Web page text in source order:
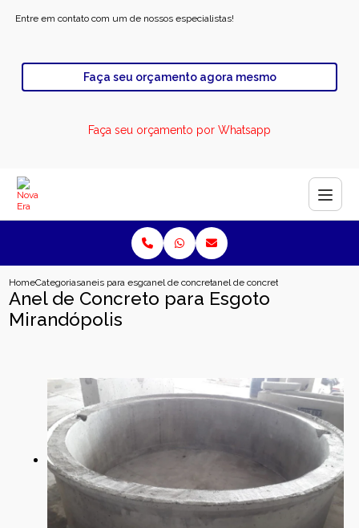
Entre em contato com um de nossos especialistas!
Faça seu orçamento agora mesmo
Faça seu orçamento por Whatsapp
HomeCategoriasaneis para esgotoanel de concreto para poco de visita
anel de concreto para esgoto
Anel de Concreto para Esgoto
Mirandópolis